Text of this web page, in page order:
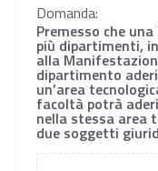
Domanda:
Premesso che
più dipartimenti,
alla
dipartimento
un’area
facoltà potrà
nella stessa area
due soggetti